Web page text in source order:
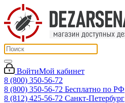
ВойтиМой кабинет
8 (800) 350-56-72
8 (800) 350-56-72 Бесплатно по РФ
8 (812) 425-56-72 Санкт-Петербург